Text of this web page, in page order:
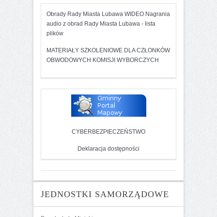
Obrady Rady Miasta Lubawa WIDEO Nagrania
audio z obrad Rady Miasta Lubawa - lista
plików
MATERIAŁY SZKOLENIOWE DLA CZŁONKÓW
OBWODOWYCH KOMISJI WYBORCZYCH
CYBERBEZPIECZEŃSTWO
Deklaracja dostępności
JEDNOSTKI SAMORZĄDOWE